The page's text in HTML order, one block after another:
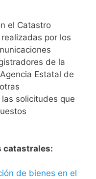
el Catastro
por los
de la
Estatal de
solicitudes que
catastrales:
de bienes en el